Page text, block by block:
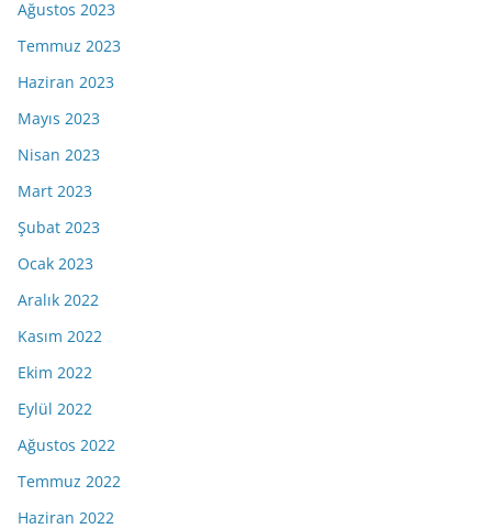
Ağustos 2023
Temmuz 2023
Haziran 2023
Mayıs 2023
Nisan 2023
Mart 2023
Şubat 2023
Ocak 2023
Aralık 2022
Kasım 2022
Ekim 2022
Eylül 2022
Ağustos 2022
Temmuz 2022
Haziran 2022